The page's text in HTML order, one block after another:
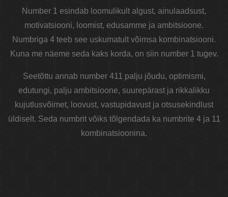
Number 1 esindab loomulikult algust, ainulaadsust,
motivatsiooni, loomist, edusamme ja ambitsioone.
Numbriga 4 teeb see uskumatult võimsa kombinatsiooni.
Kuna me näeme seda kaks korda, on siin number 1 tugev.
Seetõttu annab number 411 palju jõudu, optimismi,
edutungi, palju ambitsioone, suurepärast ja rikkalikku
kujutlusvõimet, loovust, vastupidavust ja otsusekindlust
üldiselt. Seda numbrit võiks tõlgendada ka numbrite 4 ja 11
kombinatsioonina.